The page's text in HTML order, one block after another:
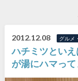
2012.12.08 グルメ
ハチミツとい
が湯にハマっ